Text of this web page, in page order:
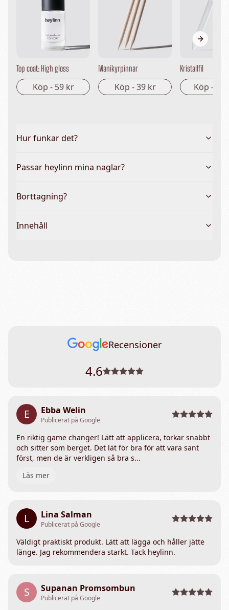
Top coat: High gloss
Köp - 59 kr
Manikyrpinnar
Köp -39 kr
Kristallfil
Köp -
Next
Hur funkar det?
Passar heylinn mina naglar?
Borttagning?
Innehåll
Recensioner
4.6
E Ebba Welin
Publicerat på Google
En riktig game changer! Lätt att applicera, torkar snabbt
och sitter som berget. Det lät för bra för att vara sant
först, men de är verkligen så bra s...
Läs mer
L Lina Salman
Publicerat på Google
Väldigt praktiskt produkt. Lätt att lägga och håller jätte
länge. Jag rekommendera starkt. Tack heylinn.
S Supanan Promsombun
Publicerat på Google